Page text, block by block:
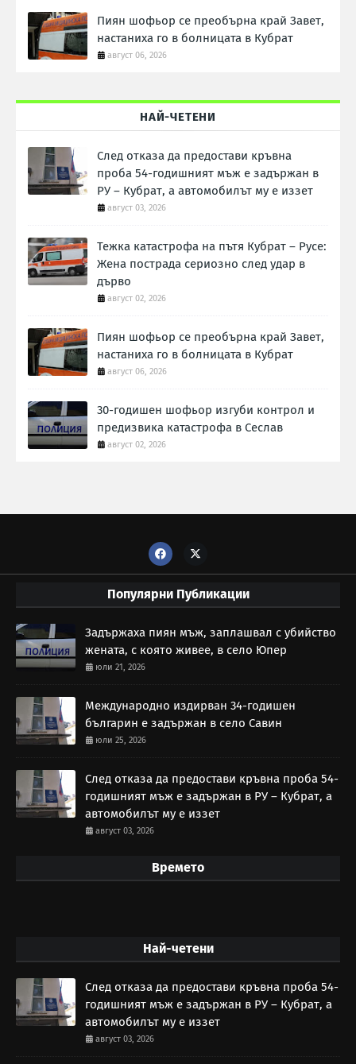
Пиян шофьор се преобърна край Завет,
настаниха го в болницата в Кубрат
август 06, 2026
НАЙ-ЧЕТЕНИ
След отказа да предостави кръвна
проба 54-годишният мъж е задържан в
РУ – Кубрат, а автомобилът му е иззет
август 03, 2026
Тежка катастрофа на пътя Кубрат – Русе:
Жена пострада сериозно след удар в
дърво
август 02, 2026
Пиян шофьор се преобърна край Завет,
настаниха го в болницата в Кубрат
август 06, 2026
30-годишен шофьор изгуби контрол и
предизвика катастрофа в Сеслав
август 02, 2026
Популярни Публикации
Задържаха пиян мъж, заплашвал с убийство
жената, с която живее, в село Юпер
юли 21, 2026
Международно издирван 34-годишен
българин е задържан в село Савин
юли 25, 2026
След отказа да предостави кръвна проба 54-
годишният мъж е задържан в РУ – Кубрат, а
автомобилът му е иззет
август 03, 2026
Времето
Най-четени
След отказа да предостави кръвна проба 54-
годишният мъж е задържан в РУ – Кубрат, а
автомобилът му е иззет
август 03, 2026